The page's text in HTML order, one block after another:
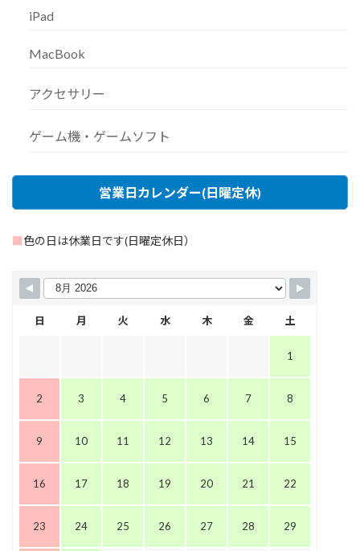
iPad
MacBook
アクセサリー
ゲーム機・ゲームソフト
営業日カレンダー(日曜定休)
■色の日は休業日です(日曜定休日）
日 月 火 水 木 金 土
1
2 3 4 5 6 7 8
9 10 11 12 13 14 15
16 17 18 19 20 21 22
23 24 25 26 27 28 29